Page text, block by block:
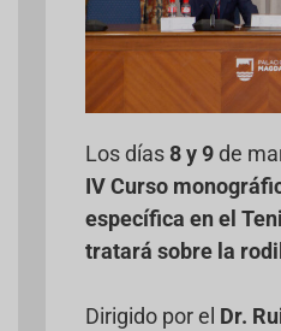
Los días 8 y 9 de
IV Curso
específica en el
tratará sobre la
Dirigido por el Dr.